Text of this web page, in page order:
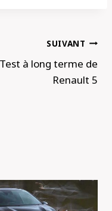
SUIVANT
Test à long terme de
Renault 5